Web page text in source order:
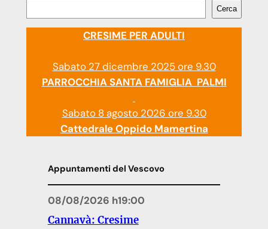
Cerca
CRESIME PER ADULTI
Sabato 27 dicembre 2025 ore 9.30
PARROCCHIA SANTA FAMIGLIA PALMI
Sabato 8 agosto 2026 ore 9.30
Cattedrale Oppido Mamertina
Appuntamenti del Vescovo
08/08/2026 h19:00
Cannavà: Cresime